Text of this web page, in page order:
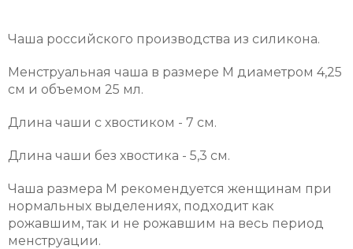
Чаша российского производства из силикона.
Менструальная чаша в размере M диаметром 4,25
cм и объемом 25 мл.
Длина чаши с хвостиком - 7 см.
Длина чаши без хвостика - 5,3 см.
Чаша размера M рекомендуется женщинам при
нормальных выделениях, подходит как
рожавшим, так и не рожавшим на весь период
менструации.